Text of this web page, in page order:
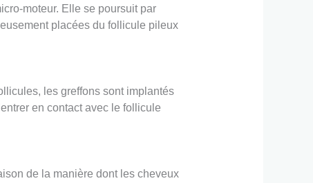
moteur. Elle se poursuit par
placées du follicule pileux
les greffons sont implantés
en contact avec le follicule
de la manière dont les cheveux